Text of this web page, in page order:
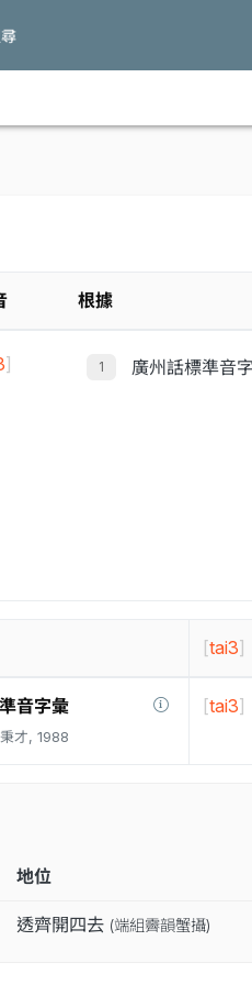
根據
] 廣州話標準音
[tai3]
音字彙
才, 1988
[tai3]
地位
透齊開四去 (端組霽韻蟹攝)